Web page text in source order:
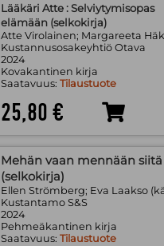
Lääkäri Atte : Selviytymisopas
elämään (selkokirja)
Atte Virolainen; Margareeta
Kustannusosakeyhtiö Otava
2024
Kovakantinen kirja
Saatavuus: Tilaustuote
25,80 €
Mehän vaan mennään
(selkokirja)
Ellen Strömberg; Eva Laakso
Kustantamo S&S
2024
Pehmeäkantinen kirja
Saatavuus: Tilaustuote